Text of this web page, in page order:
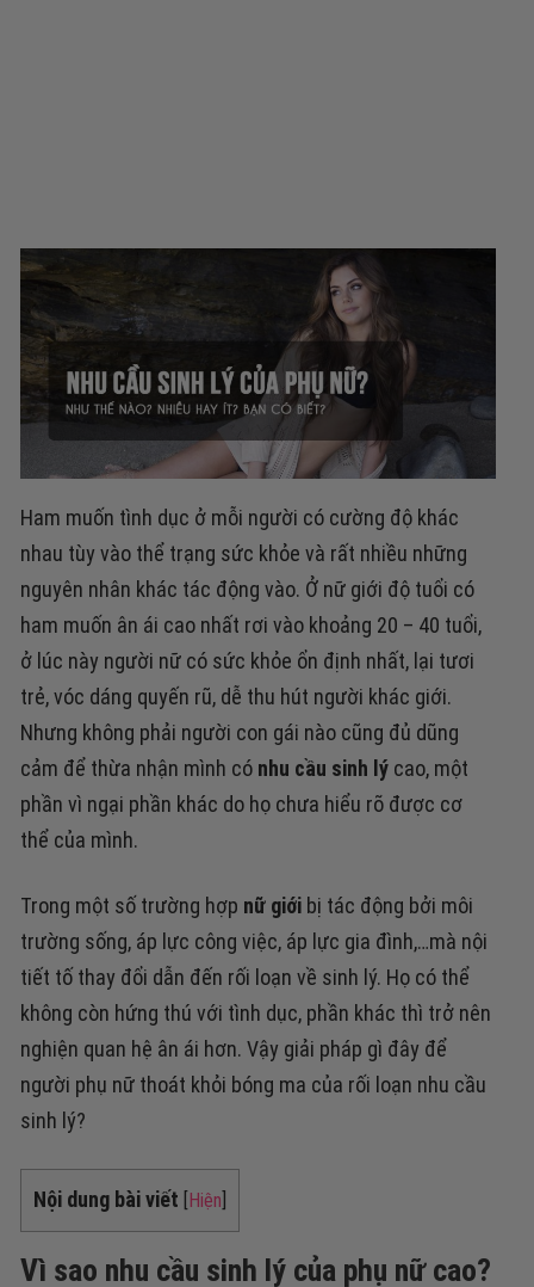
Ham muốn tình dục ở mỗi người có cường độ khác
nhau tùy vào thể trạng sức khỏe và rất nhiều những
nguyên nhân khác tác động vào. Ở nữ giới độ tuổi có
ham muốn ân ái cao nhất rơi vào khoảng 20 – 40 tuổi,
ở lúc này người nữ có sức khỏe ổn định nhất, lại tươi
trẻ, vóc dáng quyến rũ, dễ thu hút người khác giới.
Nhưng không phải người con gái nào cũng đủ dũng
cảm để thừa nhận mình có nhu cầu sinh lý cao, một
phần vì ngại phần khác do họ chưa hiểu rõ được cơ
thể của mình.
Trong một số trường hợp nữ giới bị tác động bởi môi
trường sống, áp lực công việc, áp lực gia đình,…mà nội
tiết tố thay đổi dẫn đến rối loạn về sinh lý. Họ có thể
không còn hứng thú với tình dục, phần khác thì trở nên
nghiện quan hệ ân ái hơn. Vậy giải pháp gì đây để
người phụ nữ thoát khỏi bóng ma của rối loạn nhu cầu
sinh lý?
Nội dung bài viết Hiện
Vì sao nhu cầu sinh lý của phụ nữ cao?